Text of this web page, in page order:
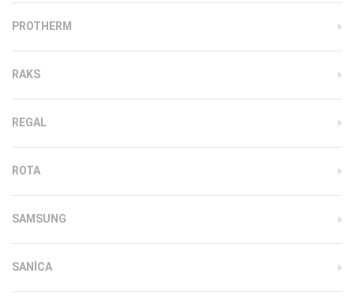
PROTHERM
RAKS
REGAL
ROTA
SAMSUNG
SANICA